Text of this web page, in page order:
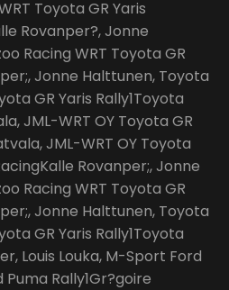
Toyota GR Yaris
Rovanper?, Jonne
Racing WRT Toyota GR
Jonne Halttunen, Toyota
GR Yaris Rally1Toyota
JML-WRT OY Toyota GR
JML-WRT OY Toyota
Rovanper;, Jonne
Racing WRT Toyota GR
Jonne Halttunen, Toyota
GR Yaris Rally1Toyota
Louis Louka, M-Sport Ford
Rally1Gr?goire